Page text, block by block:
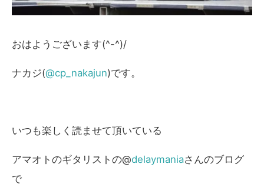
おはようございます(^-^)/
ナカジ(@cp_nakajun)です。
いつも楽しく読ませて頂いている
アマオトのギタリストの@delaymaniaさんのブログ
で